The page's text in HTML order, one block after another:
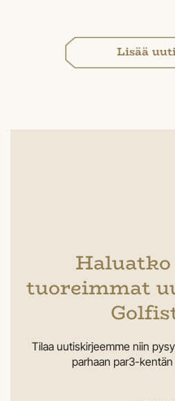
Lisää
Haluatko
tuoreimmat
Tilaa uutiskirjeemme niin
parhaan par3-